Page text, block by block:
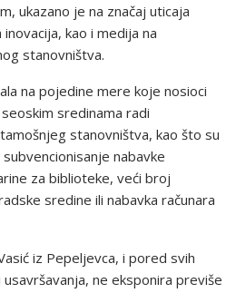
ukazano je na značaj uticaja
kao i medija na
stanovništva.
na pojedine mere koje nosioci
sredinama radi
stanovništva, kao što su
nabavke
za biblioteke, veći broj
sredine ili nabavka računara
iz Pepeljevca, i pored svih
ne eksponira previše